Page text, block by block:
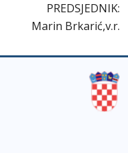
PREDSJEDNIK:
Marin Brkarić,v.r.